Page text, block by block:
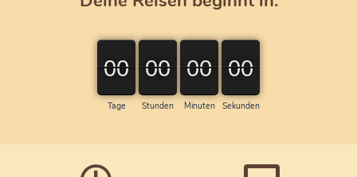
00
00
00
Tage
00
00
00
Stunden
00
00
00
Minuten
00
00
00
Sekunden